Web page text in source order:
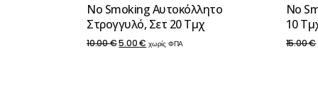
No Smoking Αυτοκόλλητο
Στρογγυλό, Σετ 20 Τμχ
10.00€Original
5.00€ Η
χωρίς ΦΠΑ
No
10
15.00€